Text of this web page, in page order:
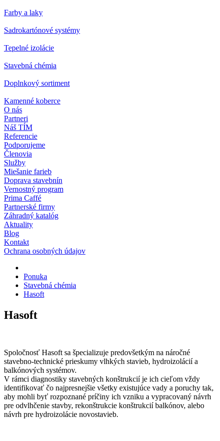
Farby a laky
Sadrokartónové systémy
Tepelné izolácie
Stavebná chémia
Doplnkový sortiment
Kamenné koberce
O nás
Partneri
Náš TÍM
Referencie
Podporujeme
Členovia
Služby
Miešanie farieb
Doprava stavebnín
Vernostný program
Prima Caffé
Partnerské firmy
Záhradný katalóg
Aktuality
Blog
Kontakt
Ochrana osobných údajov
Ponuka
Stavebná chémia
Hasoft
Hasoft
Spoločnosť Hasoft sa špecializuje predovšetkým na náročné
stavebno-technické prieskumy vlhkých stavieb, hydroizolácií a
balkónových systémov.
V rámci diagnostiky stavebných konštrukcií je ich cieľom vždy
identifikovať čo najpresnejšie všetky existujúce vady a poruchy tak,
aby mohli byť rozpoznané príčiny ich vzniku a vypracovaný návrh
pre odvlhčenie stavby, rekonštrukcie konštrukcií balkónov, alebo
návrh pre hydroizolácie novostavieb.